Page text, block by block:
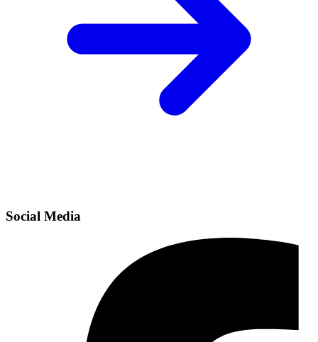
Social Media